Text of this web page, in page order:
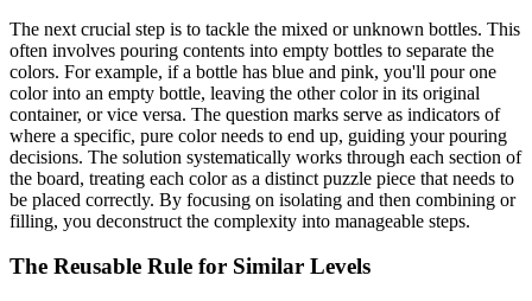
The next crucial step is to tackle the mixed or unknown bottles. This
often involves pouring contents into empty bottles to separate the
colors. For example, if a bottle has blue and pink, you'll pour one
color into an empty bottle, leaving the other color in its original
container, or vice versa. The question marks serve as indicators of
where a specific, pure color needs to end up, guiding your pouring
decisions. The solution systematically works through each section of
the board, treating each color as a distinct puzzle piece that needs to
be placed correctly. By focusing on isolating and then combining or
filling, you deconstruct the complexity into manageable steps.
The Reusable Rule for Similar Levels